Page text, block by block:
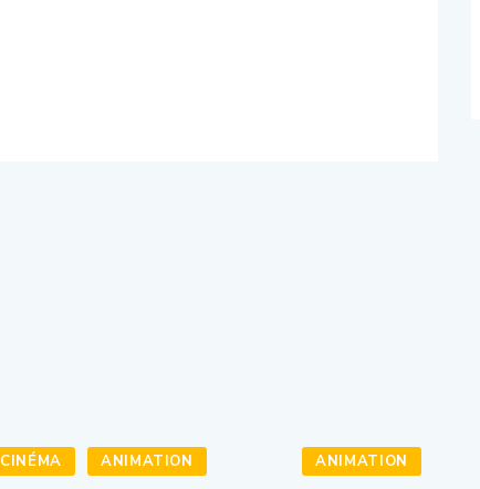
CINÉMA ANIMATION ANIMATION